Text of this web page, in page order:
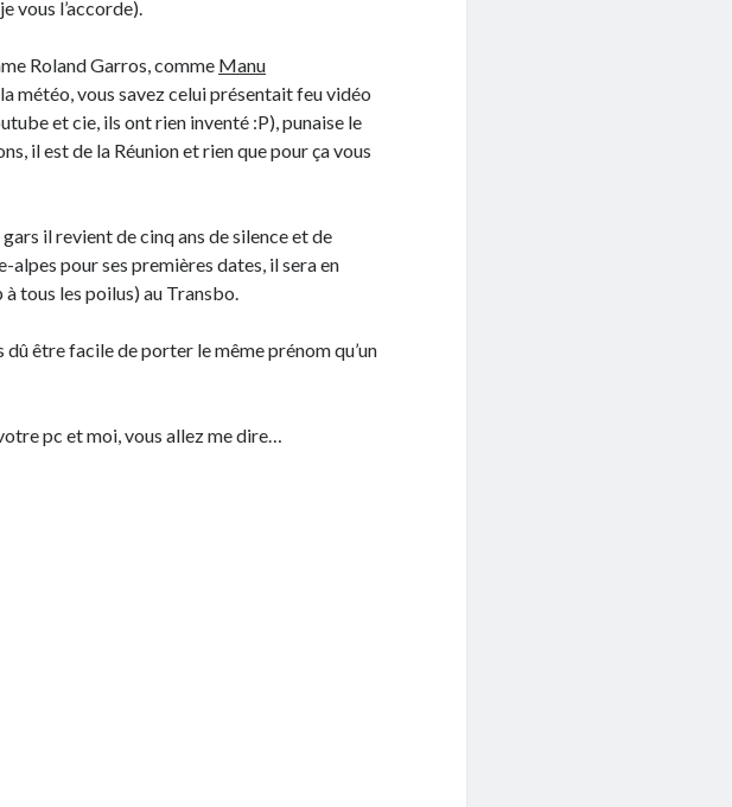
vous l’accorde).
Roland Garros, comme Manu
météo, vous savez celui présentait feu vidéo
et cie, ils ont rien inventé :P), punaise le
il est de la Réunion et rien que pour ça vous
il revient de cinq ans de silence et de
pour ses premières dates, il sera en
tous les poilus) au Transbo.
dû être facile de porter le même prénom qu’un
pc et moi, vous allez me dire…